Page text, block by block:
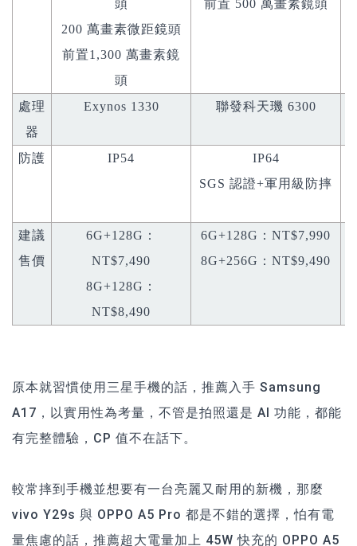
頭
200 萬畫素微距鏡頭
前置1,300 萬畫素鏡
頭
前置 500 萬畫素鏡頭
處理
器
Exynos 1330 聯發科天璣 6300
防護 IP54
IP64
SGS 認證+軍用級防摔
建議
售價
6G+128G：
NT$7,490
8G+128G：
NT$8,490
6G+128G：NT$7,990
8G+256G：NT$9,490
原本就習慣使用三星手機的話，推薦入手 Samsung
A17，以實用性為考量，不管是拍照還是 AI 功能，都能
有完整體驗，CP 值不在話下。
較常摔到手機並想要有一台亮麗又耐用的新機，那麼
vivo Y29s 與 OPPO A5 Pro 都是不錯的選擇，怕有電
量焦慮的話，推薦超大電量加上 45W 快充的 OPPO A5